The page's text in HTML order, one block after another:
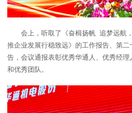
会上，听取了《奋楫扬帆 追梦远航
推企业发展行稳致远》的工作报告、第二
告，会议通报表彰优秀华通人、优秀经理
和优秀团队。